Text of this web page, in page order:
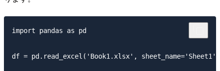
import pandas as pd
df = pd.read_excel('Book1.xlsx',